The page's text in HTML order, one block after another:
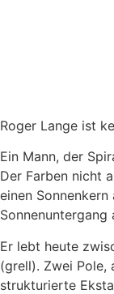
Roger Lange ist
Ein Mann, der
Der Farben nicht
einen
Sonnenuntergang
Er lebt heute
(grell). Zwei Pole,
strukturierte